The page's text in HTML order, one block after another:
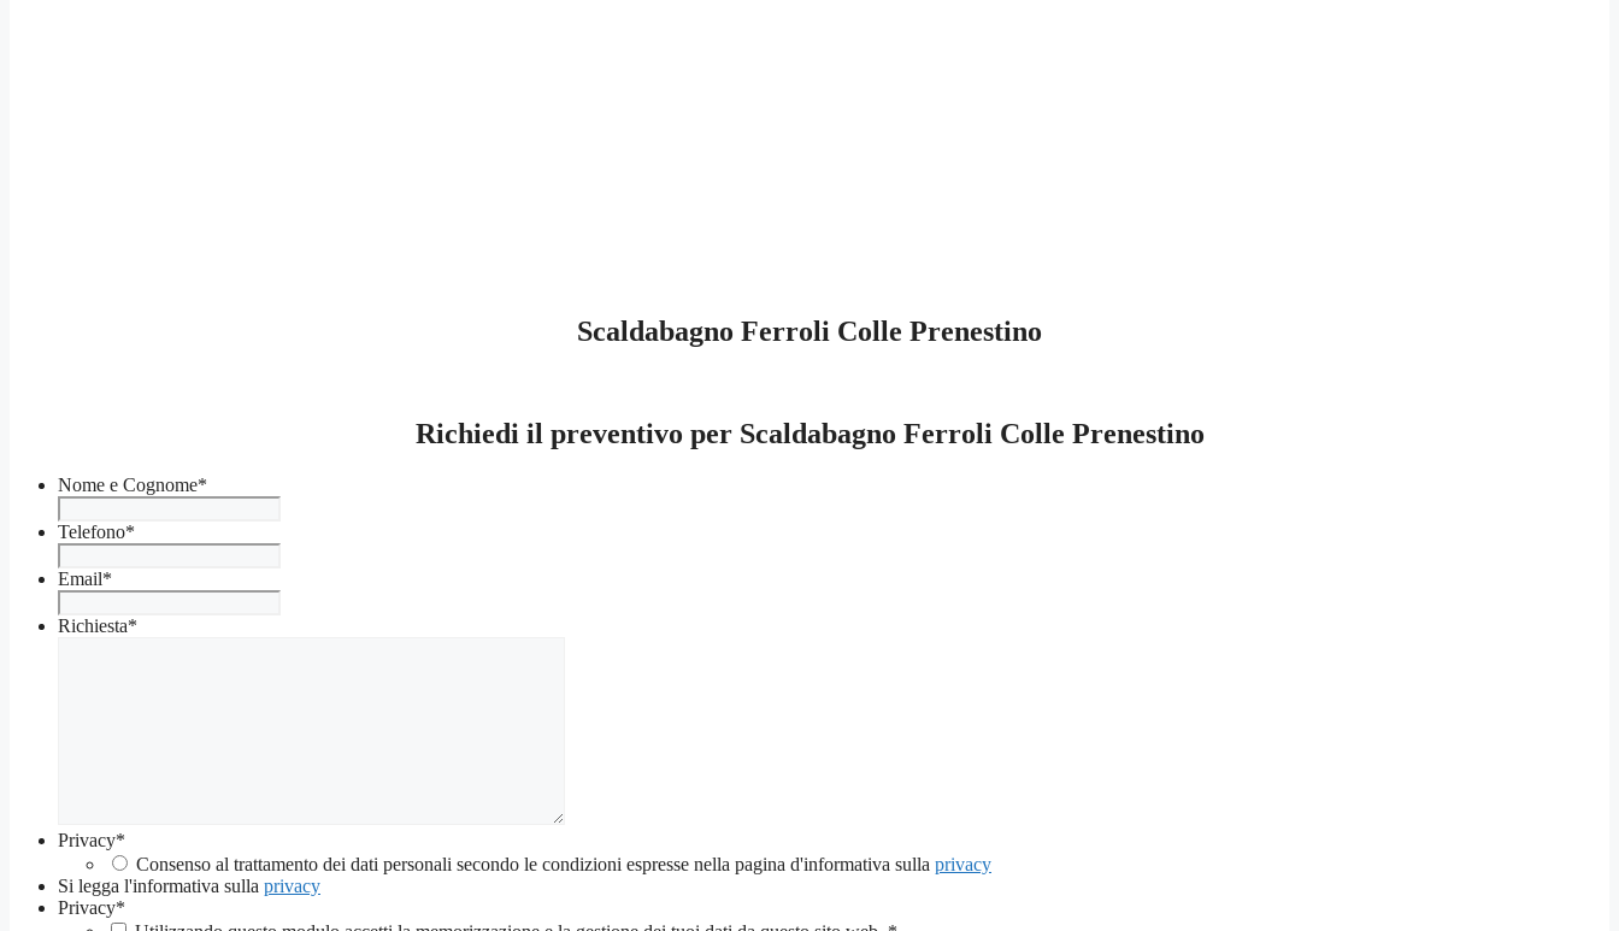
Scaldabagno Ferroli Colle Prenestino
Richiedi il preventivo per Scaldabagno Ferroli Colle Prenestino
Nome e Cognome*
Telefono*
Email*
Richiesta*
Privacy*
Consenso al trattamento dei dati personali secondo le condizioni espresse nella pagina d'informativa sulla privacy
Si legga l'informativa sulla privacy
Privacy*